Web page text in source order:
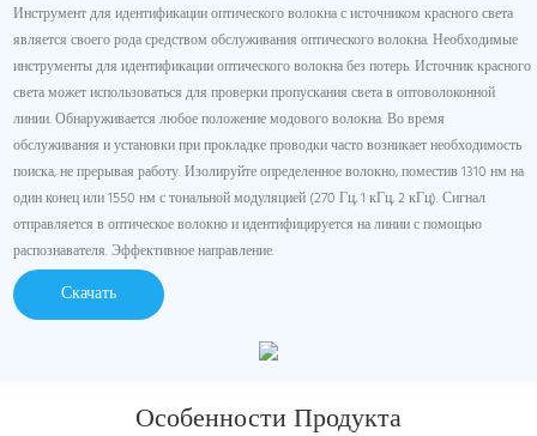
Инструмент для идентификации оптического волокна с источником красного света
является своего рода средством обслуживания оптического волокна. Необходимые
инструменты для идентификации оптического волокна без потерь. Источник красного
света может использоваться для проверки пропускания света в оптоволоконной
линии. Обнаруживается любое положение модового волокна. Во время
обслуживания и установки при прокладке проводки часто возникает необходимость
поиска, не прерывая работу. Изолируйте определенное волокно, поместив 1310 нм на
один конец или 1550 нм с тональной модуляцией (270 Гц, 1 кГц, 2 кГц). Сигнал
отправляется в оптическое волокно и идентифицируется на линии с помощью
распознавателя. Эффективное направление.
Скачать
Особенности Продукта